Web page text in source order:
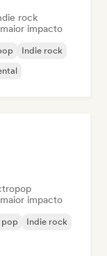
rock
impacto
Indie rock
impacto
pop
Indie rock